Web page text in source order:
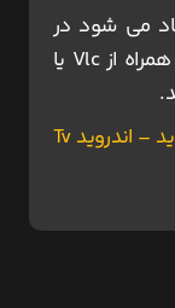
می شود در
کامپیوتر از نرم افزار Vlc و در تلفن همراه از Vlc یا
دانلود اپلیکیشن های ویندوز – اندروید – اندروید Tv